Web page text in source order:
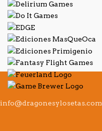
info@dragonesylosetas.com